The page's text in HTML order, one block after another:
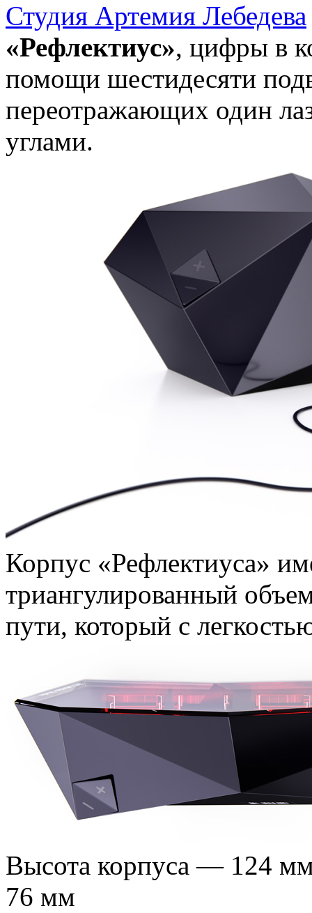
Студия Артемия Лебедева
«Рефлектиус», цифры в
помощи шестидесяти
переотражающих один
углами.
Корпус «Рефлектиуса»
триангулированный
пути, который с
Высота корпуса — 124
76 мм